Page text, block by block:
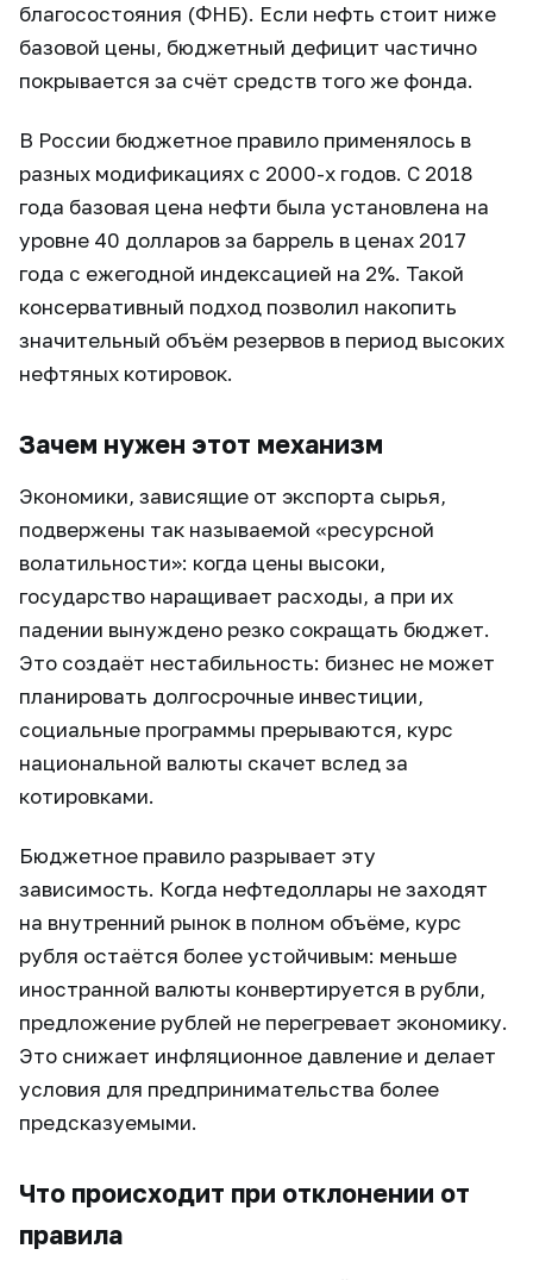
благосостояния (ФНБ). Если нефть стоит ниже
базовой цены, бюджетный дефицит частично
покрывается за счёт средств того же фонда.
В России бюджетное правило применялось в
разных модификациях с 2000-х годов. С 2018
года базовая цена нефти была установлена на
уровне 40 долларов за баррель в ценах 2017
года с ежегодной индексацией на 2%. Такой
консервативный подход позволил накопить
значительный объём резервов в период высоких
нефтяных котировок.
Зачем нужен этот механизм
Экономики, зависящие от экспорта сырья,
подвержены так называемой «ресурсной
волатильности»: когда цены высоки,
государство наращивает расходы, а при их
падении вынуждено резко сокращать бюджет.
Это создаёт нестабильность: бизнес не может
планировать долгосрочные инвестиции,
социальные программы прерываются, курс
национальной валюты скачет вслед за
котировками.
Бюджетное правило разрывает эту
зависимость. Когда нефтедоллары не заходят
на внутренний рынок в полном объёме, курс
рубля остаётся более устойчивым: меньше
иностранной валюты конвертируется в рубли,
предложение рублей не перегревает экономику.
Это снижает инфляционное давление и делает
условия для предпринимательства более
предсказуемыми.
Что происходит при отклонении от
правила